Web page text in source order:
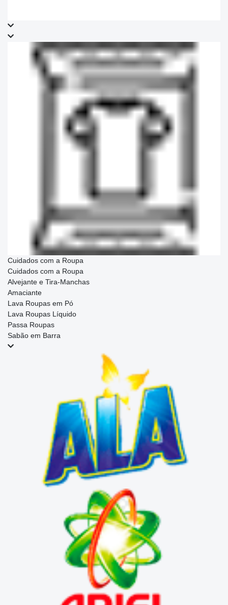
Cuidados com a Roupa
Cuidados com a Roupa
Alvejante e Tira-Manchas
Amaciante
Lava Roupas em Pó
Lava Roupas Líquido
Passa Roupas
Sabão em Barra